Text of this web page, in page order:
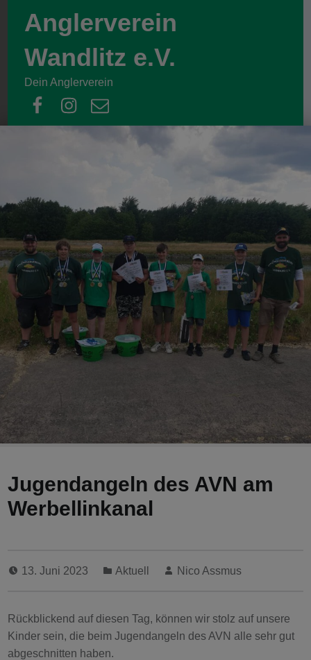
Anglerverein
Wandlitz e.V.
Dein Anglerverein
facebook
instagram
email
Jugendangeln des AVN am
Werbellinkanal
13. Juni 2023 Aktuell Nico Assmus
Rückblickend auf diesen Tag, können wir stolz auf unsere
Kinder sein, die beim Jugendangeln des AVN alle sehr gut
abgeschnitten haben.